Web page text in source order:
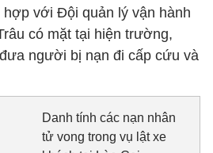
với Đội quản lý vận hành
có mặt tại hiện trường,
người bị nạn đi cấp cứu và
Danh tính các nạn nhân
tử vong trong vụ lật xe